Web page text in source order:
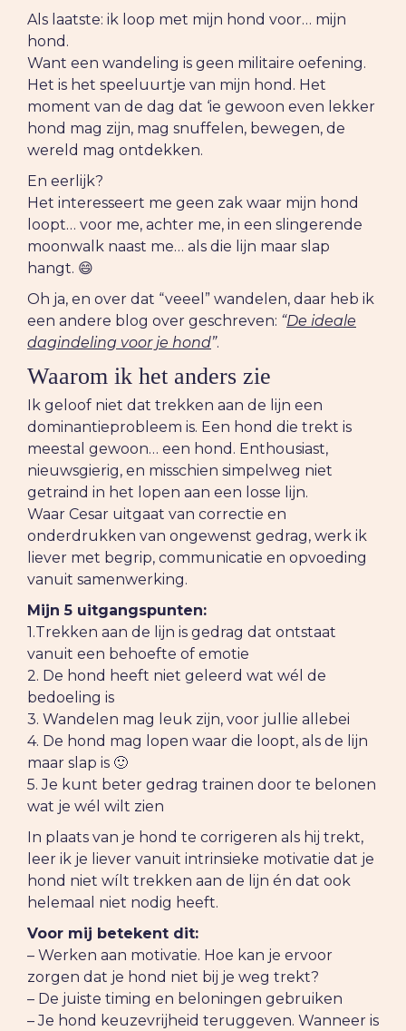
Als laatste: ik loop met mijn hond voor… mijn
hond.
Want een wandeling is geen militaire oefening.
Het is het speeluurtje van mijn hond. Het
moment van de dag dat ‘ie gewoon even lekker
hond mag zijn, mag snuffelen, bewegen, de
wereld mag ontdekken.
En eerlijk?
Het interesseert me geen zak waar mijn hond
loopt… voor me, achter me, in een slingerende
moonwalk naast me… als die lijn maar slap
hangt. 😄
Oh ja, en over dat “veeel” wandelen, daar heb ik
een andere blog over geschreven: “De ideale
dagindeling voor je hond”.
Waarom ik het anders zie
Ik geloof niet dat trekken aan de lijn een
dominantieprobleem is. Een hond die trekt is
meestal gewoon… een hond. Enthousiast,
nieuwsgierig, en misschien simpelweg niet
getraind in het lopen aan een losse lijn.
Waar Cesar uitgaat van correctie en
onderdrukken van ongewenst gedrag, werk ik
liever met begrip, communicatie en opvoeding
vanuit samenwerking.
Mijn 5 uitgangspunten:
1.Trekken aan de lijn is gedrag dat ontstaat
vanuit een behoefte of emotie
2. De hond heeft niet geleerd wat wél de
bedoeling is
3. Wandelen mag leuk zijn, voor jullie allebei
4. De hond mag lopen waar die loopt, als de lijn
maar slap is 🙂
5. Je kunt beter gedrag trainen door te belonen
wat je wél wilt zien
In plaats van je hond te corrigeren als hij trekt,
leer ik je liever vanuit intrinsieke motivatie dat je
hond niet wílt trekken aan de lijn én dat ook
helemaal niet nodig heeft.
Voor mij betekent dit:
– Werken aan motivatie. Hoe kan je ervoor
zorgen dat je hond niet bij je weg trekt?
– De juiste timing en beloningen gebruiken
– Je hond keuzevrijheid teruggeven. Wanneer is